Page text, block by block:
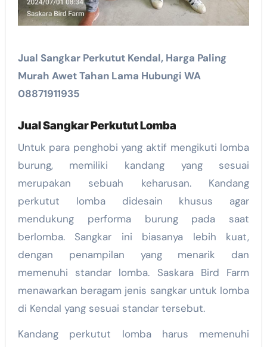
Jual Sangkar Perkutut Kendal, Harga Paling
Murah Awet Tahan Lama Hubungi WA
08871911935
Jual Sangkar Perkutut Lomba
Untuk para penghobi yang aktif mengikuti lomba
burung, memiliki kandang yang sesuai
merupakan sebuah keharusan. Kandang
perkutut lomba didesain khusus agar
mendukung performa burung pada saat
berlomba. Sangkar ini biasanya lebih kuat,
dengan penampilan yang menarik dan
memenuhi standar lomba. Saskara Bird Farm
menawarkan beragam jenis sangkar untuk lomba
di Kendal yang sesuai standar tersebut.
Kandang perkutut lomba harus memenuhi